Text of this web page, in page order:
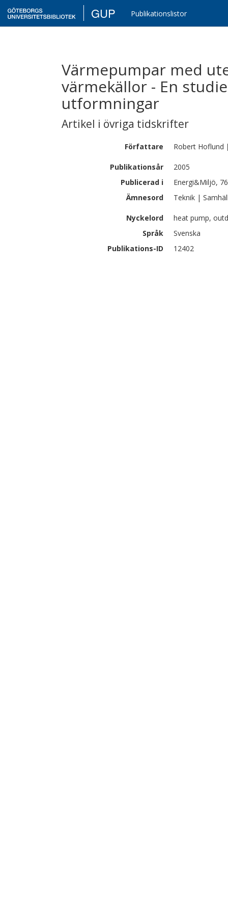
GUP Publikationslistor
Värmepumpar med
värmekällor - En
utformningar
Artikel i övriga tidskrifter
Författare Robert Hoflund
Publikationsår
2005
Publicerad i
Energi&Miljö,
Ämnesord
Teknik |
Nyckelord
heat pump,
Språk
Svenska
Publikations-ID
12402